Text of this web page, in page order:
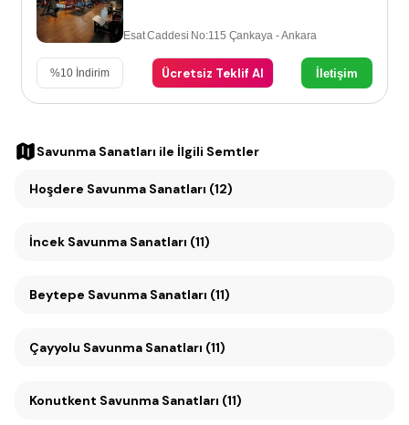
Esat Caddesi No:115 Çankaya - Ankara
%10 İndirim Ücretsiz Teklif Al İletişim
Savunma Sanatları ile İlgili Semtler
Hoşdere Savunma Sanatları (12)
İncek Savunma Sanatları (11)
Beytepe Savunma Sanatları (11)
Çayyolu Savunma Sanatları (11)
Konutkent Savunma Sanatları (11)